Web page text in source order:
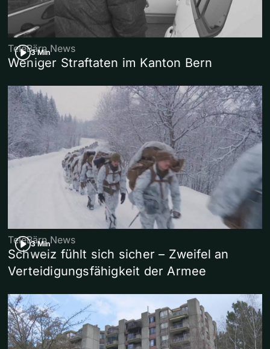
3 Min
TeleBärn News
Weniger Straftaten im Kanton Bern
3 Min
TeleBärn News
Schweiz fühlt sich sicher – Zweifel an
Verteidigungsfähigkeit der Armee